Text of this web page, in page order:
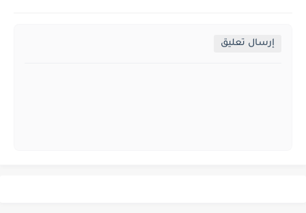
إرسال تعليق